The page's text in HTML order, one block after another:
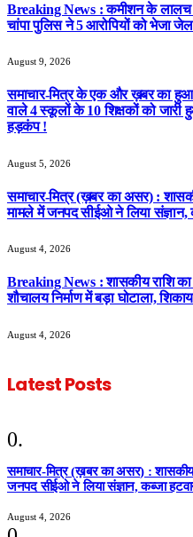
Breaking News : कमीशन के लालच
चांपा पुलिस ने 5 आरोपियों को भेजा
August 9, 2026
समाचार-मित्र के एक और ख़बर का
वाले 4 स्कूलों के 10 शिक्षकों को जारी
हड़कंप !
August 5, 2026
समाचार-मित्र (ख़बर का असर) :
मामले में जनपद सीईओ ने लिया संज्ञान,
August 4, 2026
Breaking News : शासकीय राशि
शौचालय निर्माण में बड़ा घोटाला,
August 4, 2026
Latest Posts
समाचार-मित्र (ख़बर का असर) : शासकीय
जनपद सीईओ ने लिया संज्ञान, कब्जा
August 4, 2026